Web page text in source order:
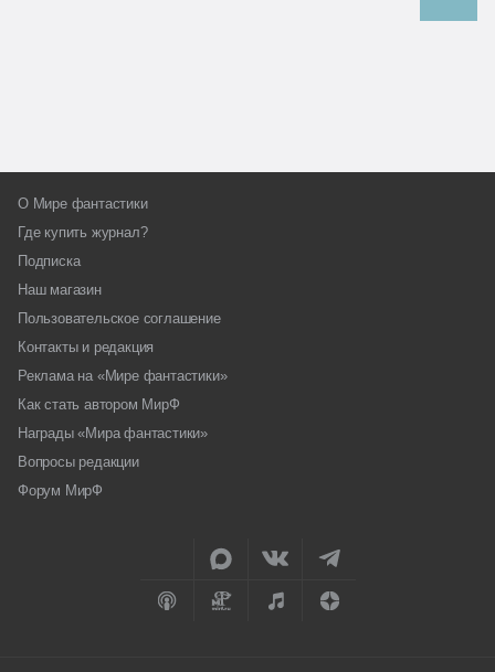
О Мире фантастики
Где купить журнал?
Подписка
Наш магазин
Пользовательское соглашение
Контакты и редакция
Реклама на «Мире фантастики»
Как стать автором МирФ
Награды «Мира фантастики»
Вопросы редакции
Форум МирФ